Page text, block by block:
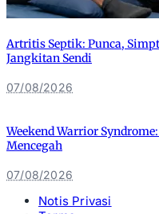
Artritis Septik: Punca,
Jangkitan Sendi
07/08/2026
Weekend Warrior
Mencegah
07/08/2026
Notis Privasi